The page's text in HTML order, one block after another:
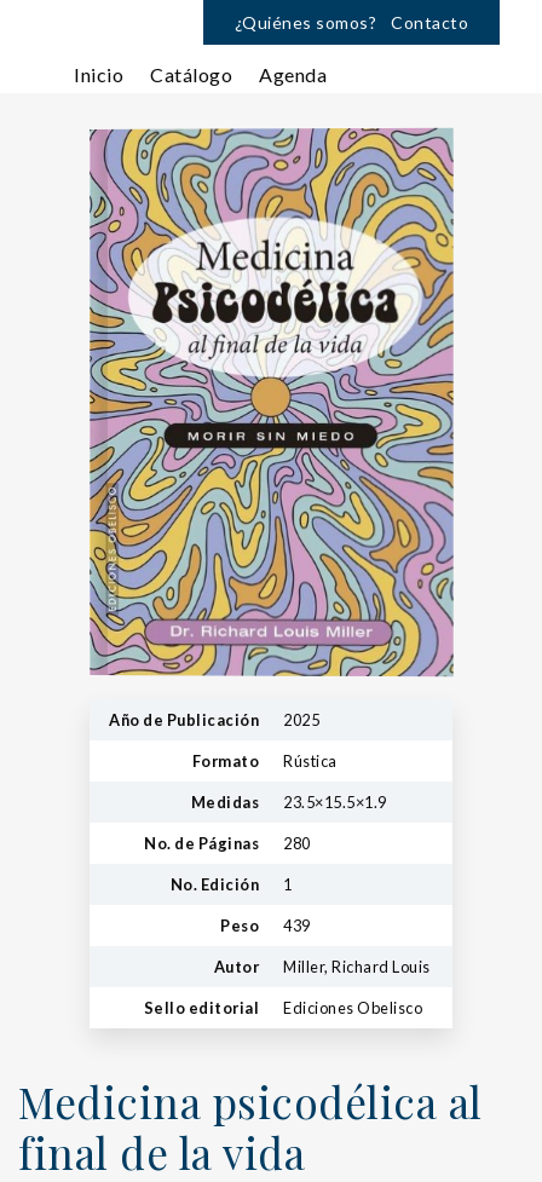
¿Quiénes somos? Contacto
Inicio Catálogo Agenda
Año de Publicación 2025
Formato Rústica
Medidas 23.5×15.5×1.9
No. de Páginas 280
No. Edición 1
Peso 439
Autor Miller, Richard Louis
Sello editorial Ediciones Obelisco
Medicina psicodélica al
final de la vida